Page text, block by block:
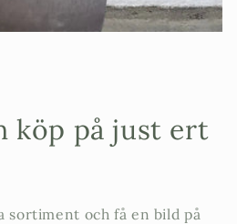
köp på just ert
sortiment och få en bild på